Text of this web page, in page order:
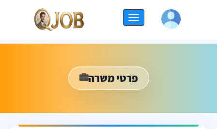
החלף
ניווט
פרטי משרה